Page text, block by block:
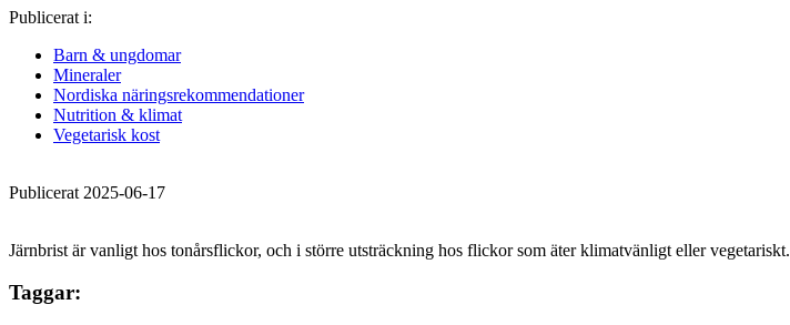
Publicerat i:
Barn & ungdomar
Mineraler
Nordiska näringsrekommendationer
Nutrition & klimat
Vegetarisk kost
Publicerat 2025-06-17
Järnbrist är vanligt hos tonårsflickor, och i större utsträckning hos flickor som äter klimatvänligt eller vegetariskt.
Taggar: